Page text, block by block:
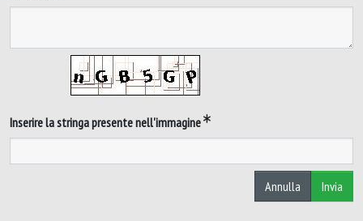
Inserire la stringa presente nell'immagine
Annulla Invia